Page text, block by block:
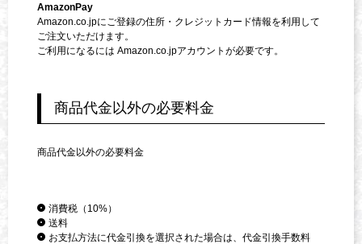
AmazonPay
Amazon.co.jpにご登録の住所・クレジットカード情報を利用して
ご注文いただけます。
ご利用になるには Amazon.co.jpアカウントが必要です。
商品代金以外の必要料金
商品代金以外の必要料金
消費税（10%）
送料
お支払方法に代金引換を選択された場合は、代金引換手数料